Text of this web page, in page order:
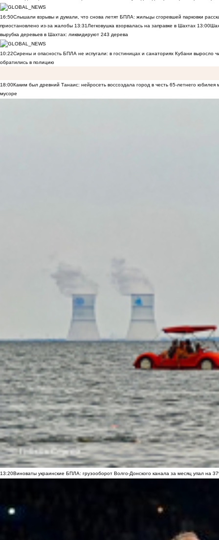
16:50Слышали взрывы и думали, что снова летят БПЛА: жильцы сгоревшей парковки
приостановлено из-за жалобы 13:31Легковушка взорвалась на заправке в Шахтах 13:00
вырубка деревьев в Шахтах: ликвидируют 243 дерева
10:22Сирены и опасность БПЛА не испугали: в гостиницах и санаториях Кубани выросло
обратились в полицию
18:00Каким был древний Танаис: нейросеть воссоздала город в честь 65-летнего юбилея
мусоре
13:20Виноваты украинские БПЛА: грузооборот Волго-Донского канала за месяц упал на